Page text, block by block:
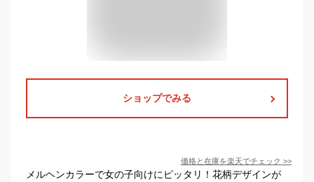
ショップでみる
価格と在庫を楽天でチェック >>
メルヘンカラーで女の子向けにピッタリ！花柄デザインが